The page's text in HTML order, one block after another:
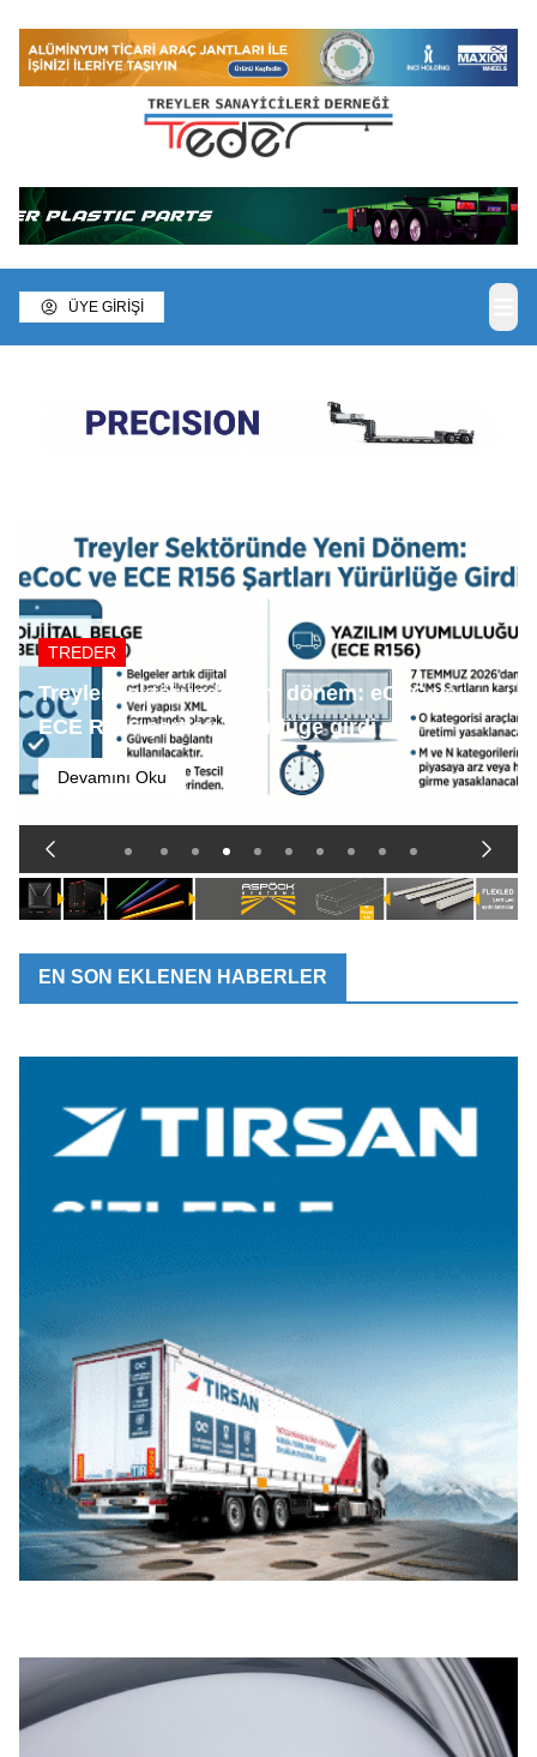
ÜYE GİRİŞİ
TREDER
Treyler sektöründe yeni dönem: eCoC ve
ECE R156 şartları yürürlüğe girdi
Devamını Oku
EN SON EKLENEN HABERLER